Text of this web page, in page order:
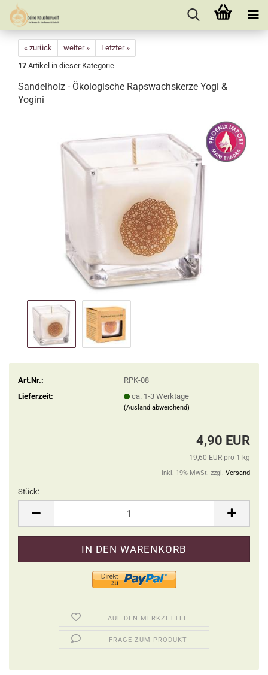
« zurück weiter »
Letzter »
17 Artikel in dieser Kategorie
Sandelholz - Ökologische Rapswachskerze Yogi &
Yogini
Art.Nr.:
RPK-08
Lieferzeit:
ca. 1-3 Werktage
(Ausland abweichend)
4,90 EUR
19,60 EUR pro 1 kg
inkl. 19% MwSt. zzgl. Versand
Stück:
AUF DEN MERKZETTEL
FRAGE ZUM PRODUKT